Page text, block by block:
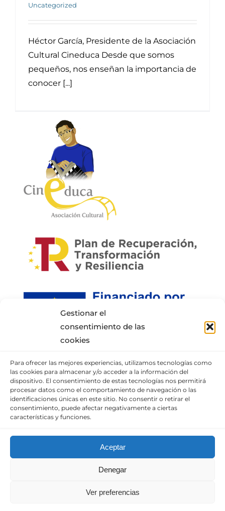
Gestionar el
consentimiento de las
cookies
Para ofrecer las mejores experiencias, utilizamos tecnologías como
las cookies para almacenar y/o acceder a la información del
dispositivo. El consentimiento de estas tecnologías nos permitirá
procesar datos como el comportamiento de navegación o las
identificaciones únicas en este sitio. No consentir o retirar el
consentimiento, puede afectar negativamente a ciertas
características y funciones.
Aceptar
Denegar
Ver preferencias
Uncategorized
Héctor García, Presidente de la Asociación
Cultural Cineduca Desde que somos
pequeños, nos enseñan la importancia de
conocer [...]
INFORMACIÓN DE CONTACTO
Puedes llamar al móvil:+34 652337807,
enviarnos un correo
o visita nuestra sección de contacto.
Empresa en Digital
derechos reservados. | Consulta nuestro